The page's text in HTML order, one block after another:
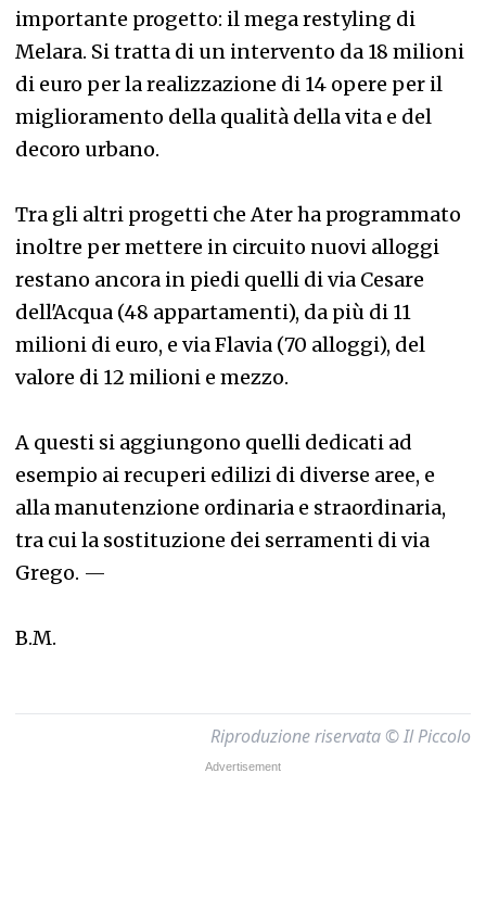
importante progetto: il mega restyling di
Melara. Si tratta di un intervento da 18 milioni
di euro per la realizzazione di 14 opere per il
miglioramento della qualità della vita e del
decoro urbano.
Tra gli altri progetti che Ater ha programmato
inoltre per mettere in circuito nuovi alloggi
restano ancora in piedi quelli di via Cesare
dell'Acqua (48 appartamenti), da più di 11
milioni di euro, e via Flavia (70 alloggi), del
valore di 12 milioni e mezzo.
A questi si aggiungono quelli dedicati ad
esempio ai recuperi edilizi di diverse aree, e
alla manutenzione ordinaria e straordinaria,
tra cui la sostituzione dei serramenti di via
Grego. —
B.M.
Riproduzione riservata © Il Piccolo